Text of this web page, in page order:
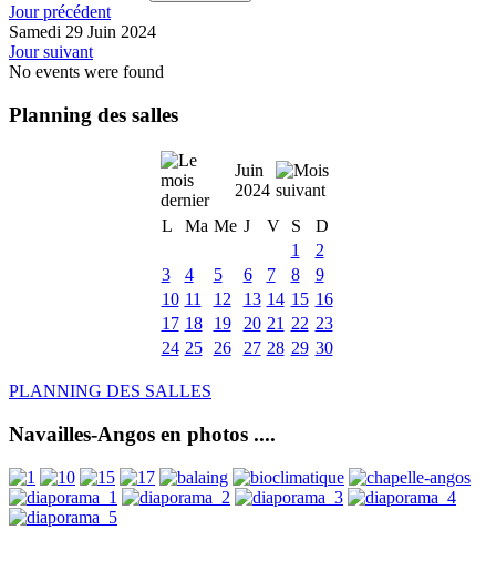
Jour précédent
Samedi 29 Juin 2024
Jour suivant
No events were found
Planning des salles
Juin
2024
L
Ma Me J V S
D
1
2
3
4 5 6 7 8
9
10 11 12 13 14 15 16
17 18 19 20 21 22 23
24 25 26 27 28 29 30
PLANNING DES SALLES
Navailles-Angos en photos ....